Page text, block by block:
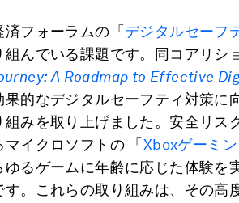
フォーラムの「 デジタルセーフ
組んでいる課題です。同コアリシ
A Roadmap to Effective
果的なデジタルセーフティ対策に
組みを取り上げました。安全リス
イクロソフトの 「 Xboxゲーミ
ゆるゲームに年齢に応じた体験を
す。これらの取り組みは、その高